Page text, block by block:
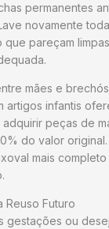
permanentes
novamente
que pareçam
mães e brechós
artigos infantis
peças de
do valor original.
mais
Reuso Futuro
gestações ou